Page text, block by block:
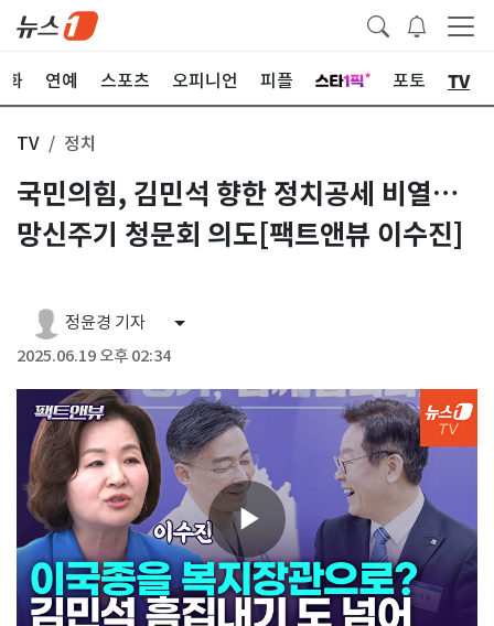
화 연예 스포츠 오피니언 피플 포토 TV
TV 정치
국민의힘, 김민석 향한 정치공세 비열…
망신주기 청문회 의도[팩트앤뷰 이수진]
정윤경 기자
2025.06.19 오후 02:34
Play